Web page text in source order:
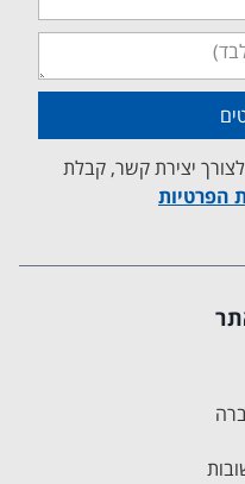
יצירת קשר, קבלת
הפרטיות